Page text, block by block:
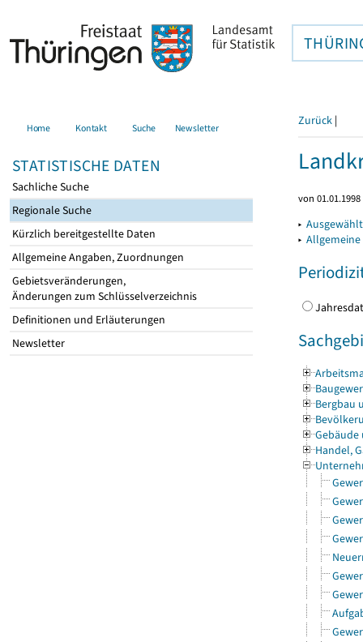
Home Kontakt Suche Newsletter
STATISTISCHE DATEN
Sachliche Suche
Regionale Suche
Kürzlich bereitgestellte Daten
Allgemeine Angaben, Zuordnungen
Gebietsveränderungen,
Änderungen zum Schlüsselverzeichnis
Definitionen und Erläuterungen
Newsletter
Zurück |
von
▸
▸
Bergbau
Gebäude
Handel,